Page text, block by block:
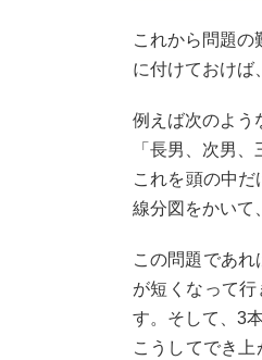
これから問題
に付けておけば
例えば次のよう
「長男、次男
これを頭の中
線分図をかいて
この問題であ
が短くなって
す。そして、3
こうしてでき